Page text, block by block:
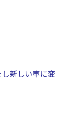
新しい車に変